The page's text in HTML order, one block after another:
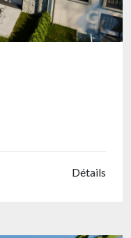
Détails